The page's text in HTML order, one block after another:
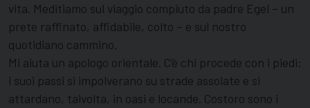
vita. Meditiamo sul viaggio compiuto da padre Egel – un
prete raffinato, affidabile, colto – e sul nostro
quotidiano cammino.
Mi aiuta un apologo orientale. C’è chi procede con i piedi:
i suoi passi si impolverano su strade assolate e si
attardano, talvolta, in oasi e locande. Costoro sono i